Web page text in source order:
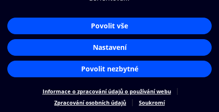
Cookies
Nastavení cookies
Aplikace O2 Knihovna
Čti a poslouchej své e-knihy a
audioknihy rychleji a pohodlněji.